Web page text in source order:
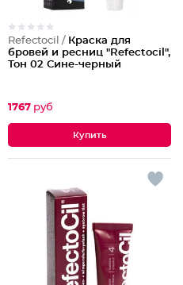
Refectocil / Краска для
бровей и ресниц "Refectocil",
Тон 02 Сине-черный
1767 руб